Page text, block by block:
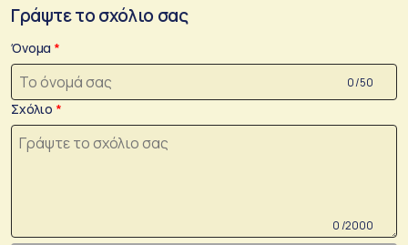
Γράψτε το σχόλιο σας
Όνομα
0 /50
Σχόλιο
0 /2000